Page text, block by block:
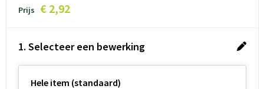
Prijs € 2,92
1. Selecteer een bewerking
Hele item (standaard)